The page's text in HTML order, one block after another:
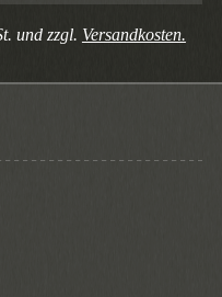
und zzgl. Versandkosten.